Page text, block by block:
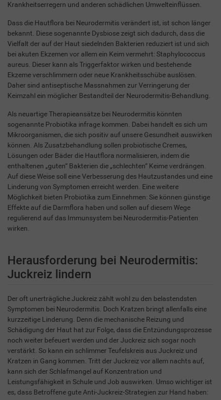
Krankheitserregern und anderen schädlichen Umwelteinflüssen.
Dass die Hautflora bei Neurodermitis verändert ist, ist schon länger
bekannt. Diese sogenannte Dysbiose zeigt sich dadurch, dass die
Vielfalt der auf der Haut siedelnden Bakterien reduziert ist und sich
bei akuten Ekzemen vor allem ein Keim vermehrt: Staphylococcus
aureus. Dieser kann als Triggerfaktor wirken und bestehende
Ekzeme verschlimmern oder neue Krankheitsschübe auslösen.
Daher sind antiseptische Massnahmen zur Verringerung der
Keimzahl ein möglicher Bestandteil der Neurodermitis-Behandlung.
Als neuartige Therapieansätze bei Neurodermitis könnten
sogenannte Probiotika infrage kommen. Dabei handelt es sich um
Mikroorganismen, die sich positiv auf unsere Gesundheit auswirken
können. Als Zusatzbehandlung sollen probiotische Cremes,
Lösungen oder Bäder die Hautflora normalisieren, indem die
enthaltenen „guten“ Bakterien die „schlechten“ Keime verdrängen.
Auf diese Weise soll eine Verbesserung des Hautzustandes und eine
Linderung von Symptomen erreicht werden. Eine weitere
Möglichkeit bieten Probiotika zum Einnehmen: Sie können günstige
Effekte auf die Darmflora haben und sollen auf diesem Wege
regulierend auf das Immunsystem bei Neurodermitis-Patienten
wirken.
Herausforderung bei Neurodermitis:
Juckreiz lindern
Der oft unerträgliche Juckreiz zählt wohl zu den belastendsten
Symptomen bei Neurodermitis. Doch Kratzen bringt allenfalls eine
kurzzeitige Linderung. Denn die mechanische Reizung und
Schädigung der Haut hat zur Folge, dass die Entzündungsprozesse
noch weiter befeuert werden und der Juckreiz sich sogar noch
verstärkt. So kann ein schlimmer Teufelskreis aus Juckreiz und
Kratzen in Gang kommen. Tritt der Juckreiz vor allem nachts auf,
kann sich der Schlafmangel auf Konzentration und
Leistungsfähigkeit in Schule und Job auswirken. Umso wichtiger ist
es, dass Betroffene gute Anti-Juckreiz-Strategien zur Hand haben: